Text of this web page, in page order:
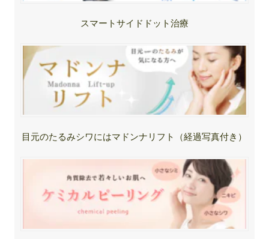
スマートサイドドット治療
目元のたるみシワにはマドンナリフト（経過写真付き）